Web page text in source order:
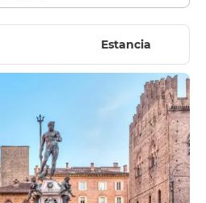
Estancia